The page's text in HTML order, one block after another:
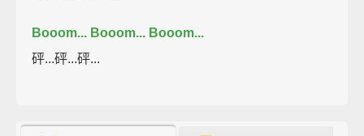
Booom... Booom... Booom...
砰...砰...砰...